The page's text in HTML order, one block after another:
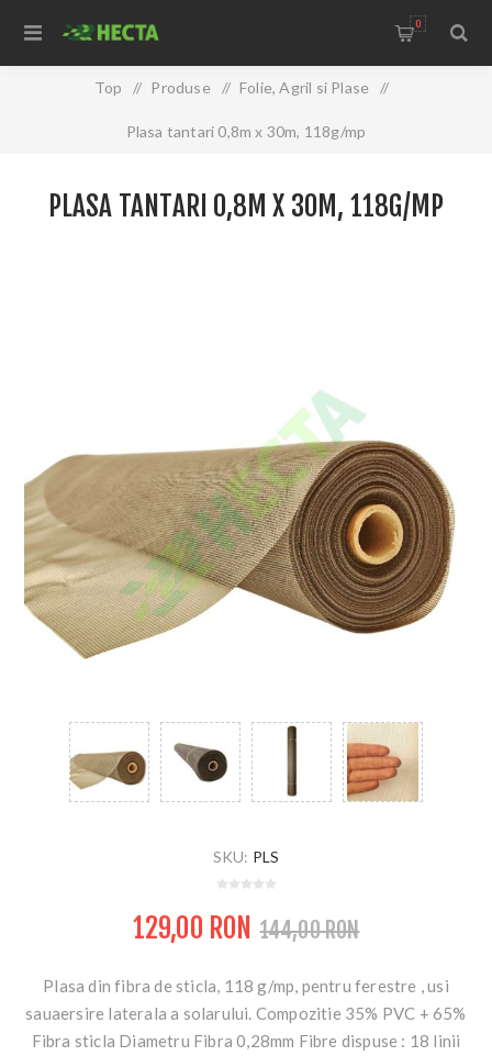
0
Top / Produse / Folie, Agril si Plase /
Plasa tantari 0,8m x 30m, 118g/mp
PLASA TANTARI 0,8M X 30M, 118G/MP
SKU: PLS
129,00 RON 144,00 RON
Plasa din fibra de sticla, 118 g/mp, pentru ferestre , usi
sauaersire laterala a solarului. Compozitie 35% PVC + 65%
Fibra sticla Diametru Fibra 0,28mm Fibre dispuse : 18 linii